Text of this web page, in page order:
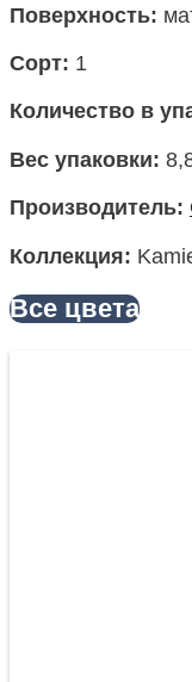
Поверхность:
Сорт: 1
Количество в
Вес упаковки:
Производитель:
Коллекция:
Все цвета